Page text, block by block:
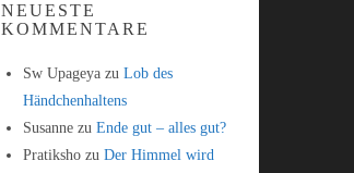
NEUESTE
KOMMENTARE
Sw Upageyazu Lob des
Händchenhaltens
Susannezu Ende gut – alles gut?
Pratikshozu Der Himmel wird